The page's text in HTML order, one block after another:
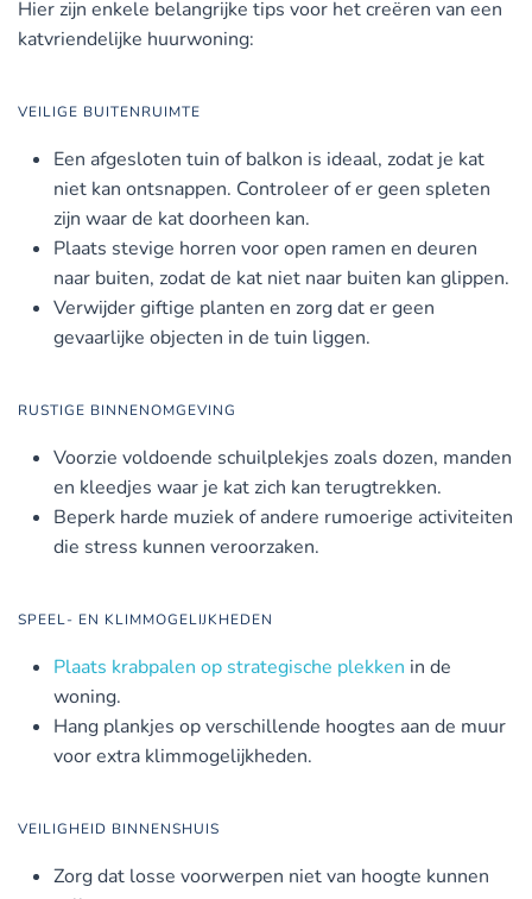
Hier zijn enkele belangrijke tips voor het creëren van een
katvriendelijke huurwoning:
VEILIGE BUITENRUIMTE
Een afgesloten tuin of balkon is ideaal, zodat je kat
niet kan ontsnappen. Controleer of er geen spleten
zijn waar de kat doorheen kan.
Plaats stevige horren voor open ramen en deuren
naar buiten, zodat de kat niet naar buiten kan glippen.
Verwijder giftige planten en zorg dat er geen
gevaarlijke objecten in de tuin liggen.
RUSTIGE BINNENOMGEVING
Voorzie voldoende schuilplekjes zoals dozen, manden
en kleedjes waar je kat zich kan terugtrekken.
Beperk harde muziek of andere rumoerige activiteiten
die stress kunnen veroorzaken.
SPEEL- EN KLIMMOGELIJKHEDEN
Plaats krabpalen op strategische plekken in de
woning.
Hang plankjes op verschillende hoogtes aan de muur
voor extra klimmogelijkheden.
VEILIGHEID BINNENSHUIS
Zorg dat losse voorwerpen niet van hoogte kunnen